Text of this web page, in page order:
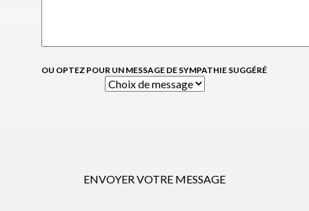
OU OPTEZ POUR UN MESSAGE DE SYMPATHIE SUGGÉRÉ
ENVOYER VOTRE MESSAGE